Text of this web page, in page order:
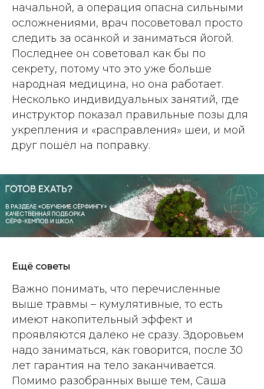
начальной, а операция опасна сильными
осложнениями, врач посоветовал просто
следить за осанкой и заниматься йогой.
Последнее он советовал как бы по
секрету, потому что это уже больше
народная медицина, но она работает.
Несколько индивидуальных занятий, где
инструктор показал правильные позы для
укрепления и «расправления» шеи, и мой
друг пошёл на поправку.
Ещё советы
Важно понимать, что перечисленные
выше травмы – кумулятивные, то есть
имеют накопительный эффект и
проявляются далеко не сразу. Здоровьем
надо заниматься, как говорится, после 30
лет гарантия на тело заканчивается.
Помимо разобранных выше тем, Саша